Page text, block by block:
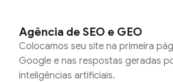
Agência de SEO e GEO
Colocamos seu site na primeira
Google e nas respostas geradas
inteligências artificiais.